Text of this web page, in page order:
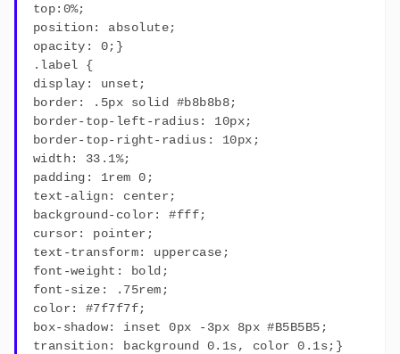
top:0%;
position: absolute;
opacity: 0;}
.label {
display: unset;
border: .5px solid #b8b8b8;
border-top-left-radius: 10px;
border-top-right-radius: 10px;
width: 33.1%;
padding: 1rem 0;
text-align: center;
background-color: #fff;
cursor: pointer;
text-transform: uppercase;
font-weight: bold;
font-size: .75rem;
color: #7f7f7f;
box-shadow: inset 0px -3px 8px #B5B5B5;
transition: background 0.1s, color 0.1s;}